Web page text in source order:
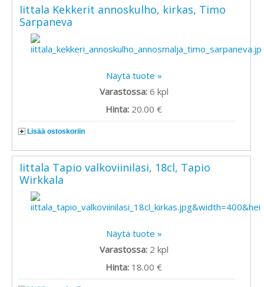
Iittala Kekkerit annoskulho, kirkas, Timo
Sarpaneva
Näytä tuote »
Varastossa: 6 kpl
Hinta: 20.00 €
Lisää ostoskoriin
Iittala Tapio valkoviinilasi, 18cl, Tapio
Wirkkala
Näytä tuote »
Varastossa: 2 kpl
Hinta: 18.00 €